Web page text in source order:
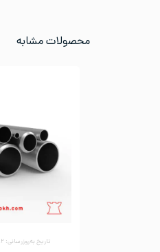
محصولات مشابه
تاریخ به‌روزرسانی: ۱۲ مرداد ۱۴۰۵ | ۱۶:۳۵